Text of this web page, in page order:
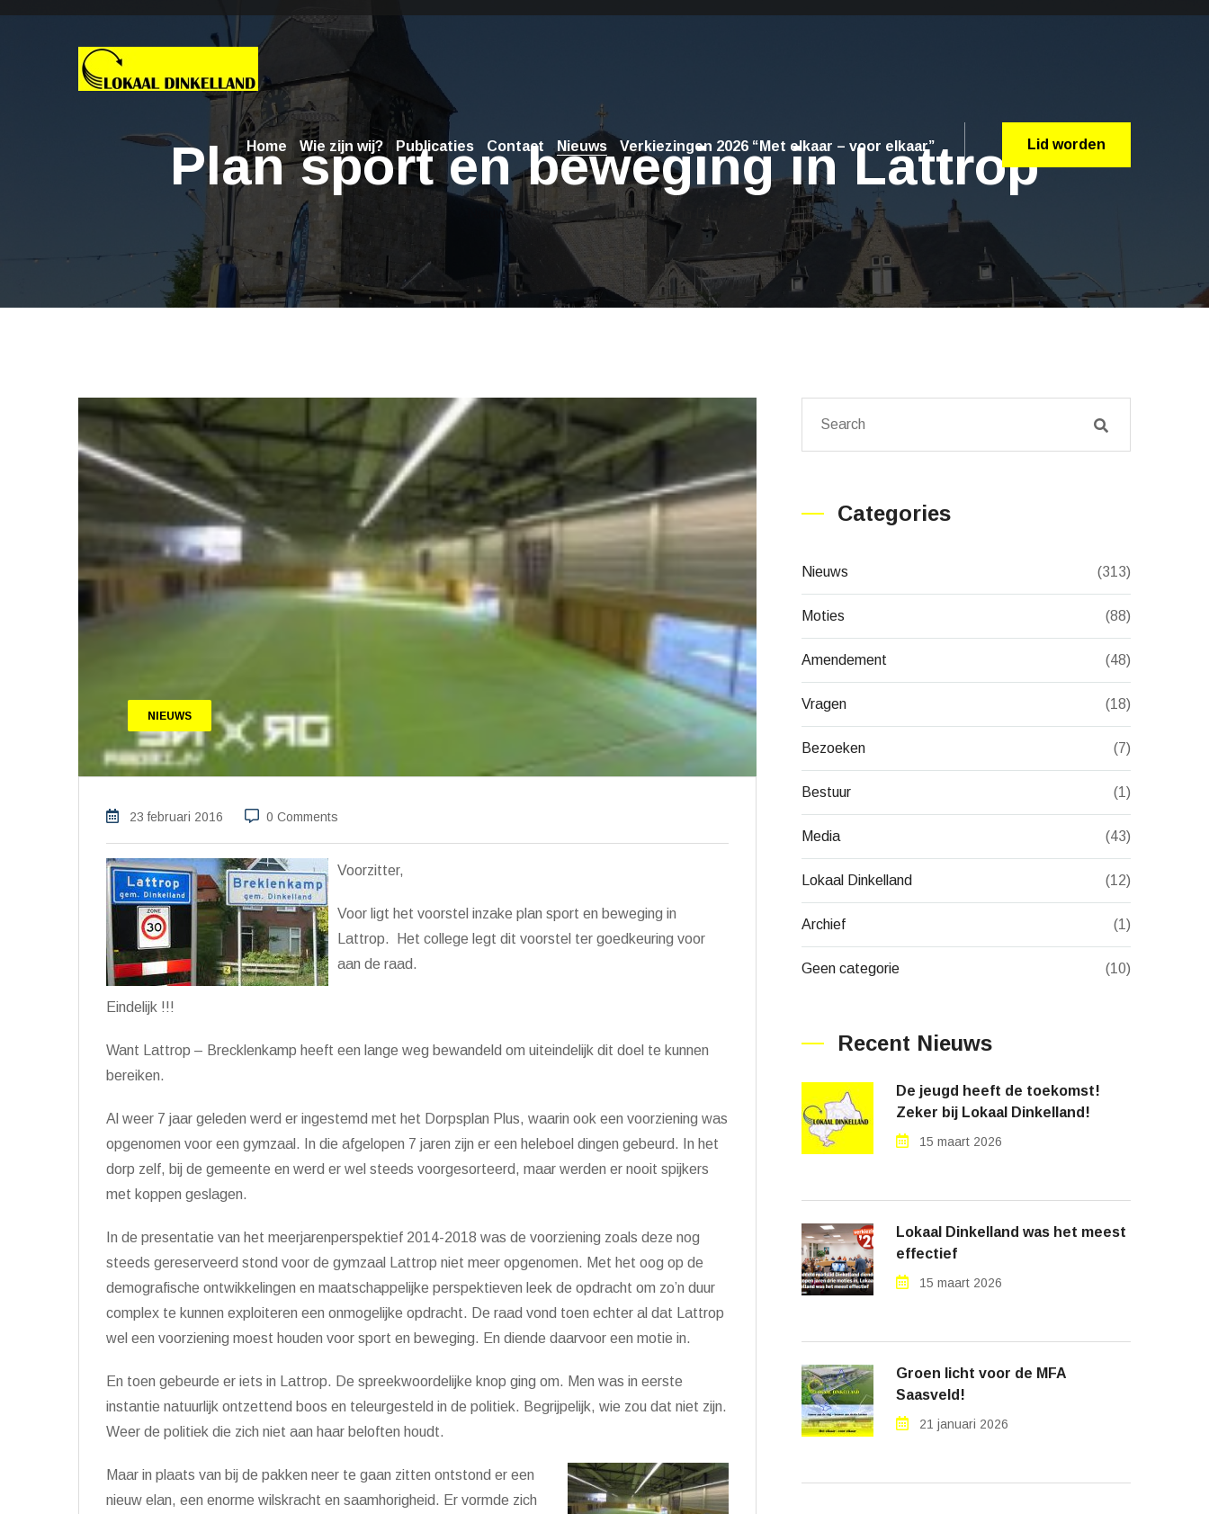
Home Wie zijn wij? Publicaties Contact Nieuws Verkiezingen 2026 “Met elkaar – voor elkaar” Lid worden
Plan sport en beweging in Lattrop
Nieuws> Plan sport en beweging in Lattrop
NIEUWS
23 februari 2016 0 Comments
Voorzitter,
Voor ligt het voorstel inzake plan sport en beweging in
Lattrop. Het college legt dit voorstel ter goedkeuring voor
aan de raad.
Eindelijk !!!
Want Lattrop – Brecklenkamp heeft een lange weg bewandeld om uiteindelijk dit doel te kunnen
bereiken.
Al weer 7 jaar geleden werd er ingestemd met het Dorpsplan Plus, waarin ook een voorziening was
opgenomen voor een gymzaal. In die afgelopen 7 jaren zijn er een heleboel dingen gebeurd. In het
dorp zelf, bij de gemeente en werd er wel steeds voorgesorteerd, maar werden er nooit spijkers
met koppen geslagen.
In de presentatie van het meerjarenperspektief 2014-2018 was de voorziening zoals deze nog
steeds gereserveerd stond voor de gymzaal Lattrop niet meer opgenomen. Met het oog op de
demografische ontwikkelingen en maatschappelijke perspektieven leek de opdracht om zo’n duur
complex te kunnen exploiteren een onmogelijke opdracht. De raad vond toen echter al dat Lattrop
wel een voorziening moest houden voor sport en beweging. En diende daarvoor een motie in.
En toen gebeurde er iets in Lattrop. De spreekwoordelijke knop ging om. Men was in eerste
instantie natuurlijk ontzettend boos en teleurgesteld in de politiek. Begrijpelijk, wie zou dat niet zijn.
Weer de politiek die zich niet aan haar beloften houdt.
Maar in plaats van bij de pakken neer te gaan zitten ontstond er een
nieuw elan, een enorme wilskracht en saamhorigheid. Er vormde zich
Categories
Nieuws (313)
Moties (88)
Amendement (48)
Vragen (18)
Bezoeken (7)
Bestuur (1)
Media (43)
Lokaal Dinkelland (12)
Archief (1)
Geen categorie (10)
Recent Nieuws
De jeugd heeft de toekomst!
Zeker bij Lokaal Dinkelland!
15 maart 2026
Lokaal Dinkelland was het meest
effectief
15 maart 2026
Groen licht voor de MFA
Saasveld!
21 januari 2026